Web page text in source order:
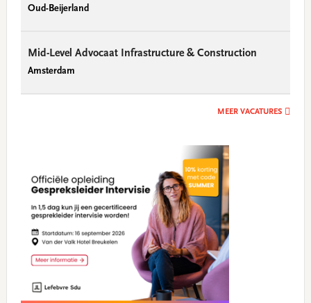
Oud-Beijerland
Mid-Level Advocaat Infrastructure & Construction
Amsterdam
MEER VACATURES